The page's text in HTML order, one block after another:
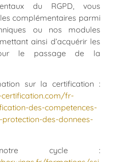
du RGPD, vous
complémentaires parmi
ou nos modules
ainsi d’acquérir les
le passage de la
sur la certification :
fr-
des-competences-
des-donnees-
notre cycle :